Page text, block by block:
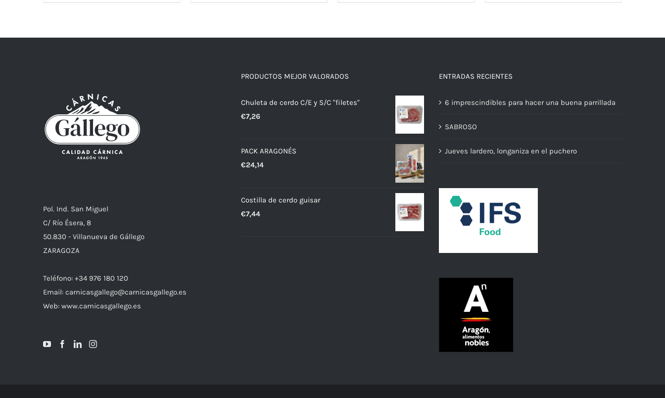
Pol. Ind. San Miguel
C/ Río Ésera, 8
50.830 - Villanueva de Gállego
ZARAGOZA
Teléfono: +34 976 180 120
Email: carnicasgallego@carnicasgallego.es
Web: www.carnicasgallego.es
PRODUCTOS MEJOR VALORADOS
Chuleta de cerdo C/E y S/C "filetes"
€7,26
PACK ARAGONÉS
€24,14
Costilla de cerdo guisar
€7,44
ENTRADAS RECIENTES
6 imprescindibles para hacer una buena parrillada
SABROSO
Jueves lardero, longaniza en el puchero